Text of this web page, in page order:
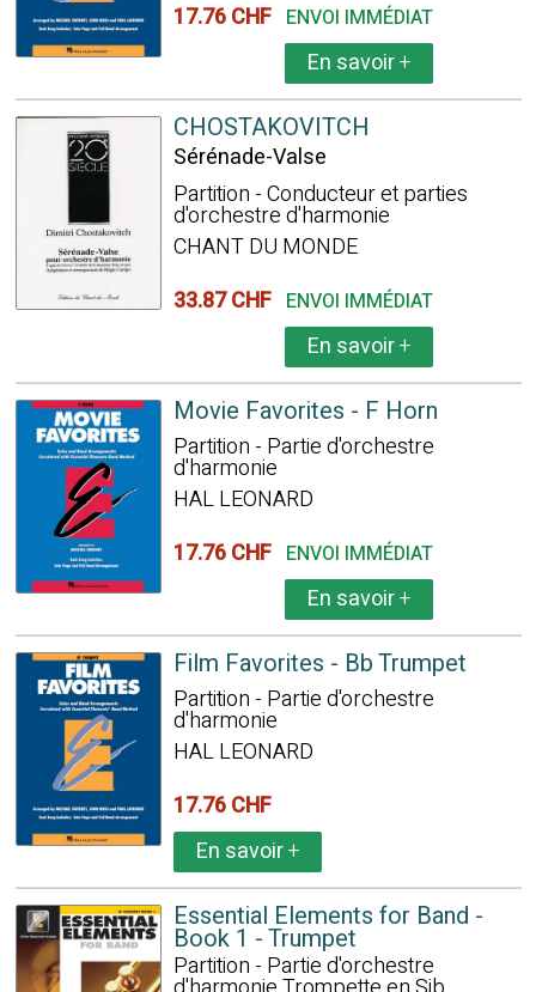
17.76 CHF ENVOI IMMÉDIAT
En savoir+
CHOSTAKOVITCH
Sérénade-Valse
Partition - Conducteur et parties
d'orchestre d'harmonie
CHANT DU MONDE
33.87 CHF ENVOI IMMÉDIAT
En savoir+
Movie Favorites - F Horn
Partition - Partie d'orchestre
d'harmonie
HAL LEONARD
17.76 CHF ENVOI IMMÉDIAT
En savoir+
Film Favorites - Bb Trumpet
Partition - Partie d'orchestre
d'harmonie
HAL LEONARD
17.76 CHF
En savoir+
Essential Elements for Band -
Book 1 - Trumpet
Partition - Partie d'orchestre